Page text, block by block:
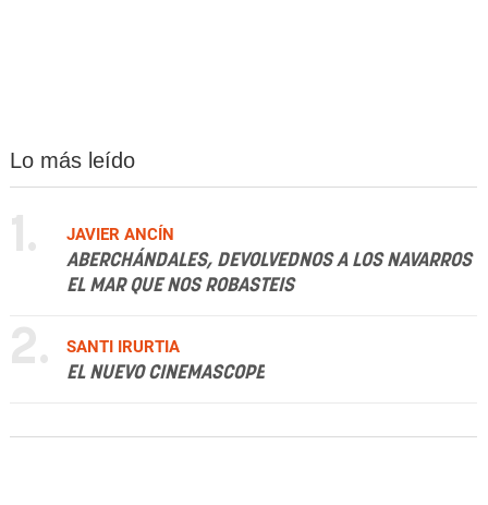
Lo más leído
1.
JAVIER ANCÍN
ABERCHÁNDALES, DEVOLVEDNOS A LOS NAVARROS
EL MAR QUE NOS ROBASTEIS
2.
SANTI IRURTIA
EL NUEVO CINEMASCOPE